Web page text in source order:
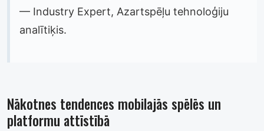
— Industry Expert, Azartspēļu tehnoloģiju
analītiķis.
Nākotnes tendences mobilajās spēlēs un
platformu attīstībā